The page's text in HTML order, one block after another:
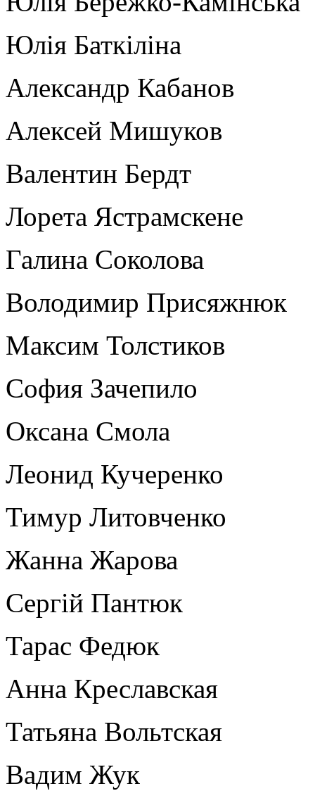
Юлія Баткіліна
Александр Кабанов
Алексей Мишуков
Валентин Бердт
Лорета Ястрамскене
Галина Соколова
Володимир Присяжнюк
Максим Толстиков
София Зачепило
Оксана Смола
Леонид Кучеренко
Тимур Литовченко
Жанна Жарова
Сергій Пантюк
Тарас Федюк
Анна Креславская
Татьяна Вольтская
Вадим Жук